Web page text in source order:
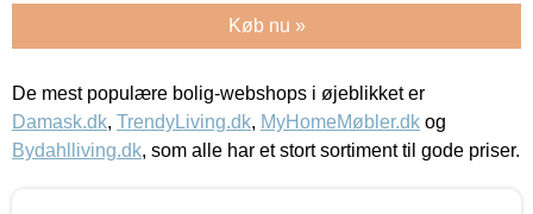
Køb nu »
De mest populære bolig-webshops i øjeblikket er
Damask.dk, TrendyLiving.dk, MyHomeMøbler.dk og
Bydahlliving.dk, som alle har et stort sortiment til gode priser.